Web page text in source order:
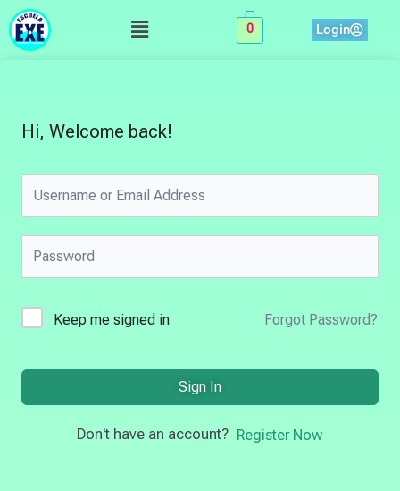
Skip
to
Menu 0 Login
Hi, Welcome back!
Keep me signed in Forgot Password?
Sign In
Don't have an account? Register Now